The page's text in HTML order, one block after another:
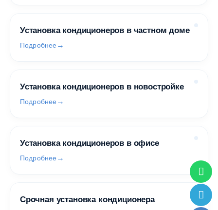
Установка кондиционеров в частном доме
Подробнее
Установка кондиционеров в новостройке
Подробнее
Установка кондиционеров в офисе
Подробнее
Срочная установка кондиционера